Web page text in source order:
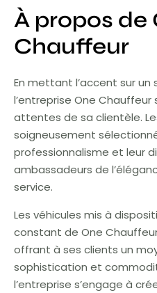
À propos de
Chauffeur
En mettant l’accent sur un
l’entreprise One Chauffeur
attentes de sa clientèle.
soigneusement
professionnalisme et leur
ambassadeurs de
service.
Les véhicules mis à
constant de One
offrant à ses clients un
sophistication et
l’entreprise s’engage à